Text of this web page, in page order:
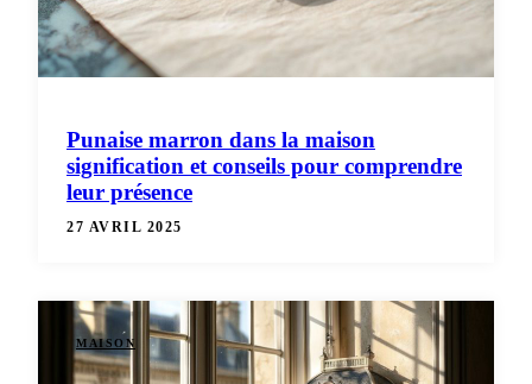
Punaise marron dans la maison
signification et conseils pour comprendre
leur présence
27 AVRIL 2025
MAISON